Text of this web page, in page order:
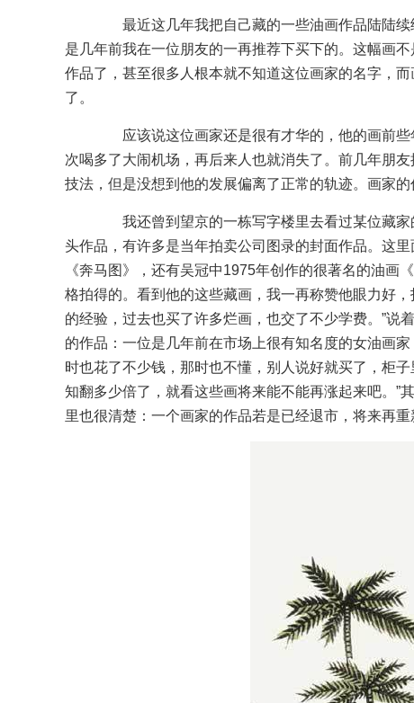
最近这几年我把自己藏的一些油画作品陆陆续
是几年前我在一位朋友的一再推荐下买下的。这幅画
作品了，甚至很多人根本就不知道这位画家的名字，
了。
应该说这位画家还是很有才华的，他的画前些
次喝多了大闹机场，再后来人也就消失了。前几年朋
技法，但是没想到他的发展偏离了正常的轨迹。画家
我还曾到望京的一栋写字楼里去看过某位藏家
头作品，有许多是当年拍卖公司图录的封面作品。这
《奔马图》，还有吴冠中1975年创作的很著名的油画
格拍得的。看到他的这些藏画，我一再称赞他眼力好
的经验，过去也买了许多烂画，也交了不少学费。”说
的作品：一位是几年前在市场上很有知名度的女油画
时也花了不少钱，那时也不懂，别人说好就买了，柜
知翻多少倍了，就看这些画将来能不能再涨起来吧。”
里也很清楚：一个画家的作品若是已经退市，将来再重